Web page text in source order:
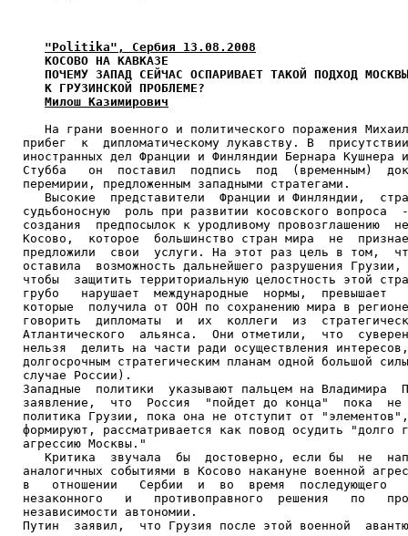
"Politika", Сербия 13.08.2008
КОСОВО НА КАВКАЗЕ
   ПОЧЕМУ ЗАПАД СЕЙЧАС ОСПАРИВАЕТ ТАКОЙ ПОДХОД МОСКВЫ
   К ГРУЗИНСКОЙ ПРОБЛЕМЕ?
Милош Казимирович
На грани военного и политического поражения
прибег  к  дипломатическому лукавству. В
иностранных дел Франции и Финляндии Бернара Кушнера
Стубба   он  поставил  подпись  под  (временным)
перемирии, предложенным западными стратегами.
Высокие  представители  Франции и Финляндии,
судьбоносную  роль при развитии косовского вопроса
создания  предпосылок к уродливому провозглашению
Косово,  которое  большинство стран мира  не
предложили  свои  услуги. На этот раз цель в том,
оставила  возможность дальнейшего разрушения
чтобы  защитить территориальную целостность этой
грубо   нарушает  международные  нормы,  превышает
которые  получила от ООН по сохранению мира в
говорить  дипломаты  и  их  коллеги  из
Атлантического  альянса.  Они отметили,  что
нельзя  делить на части ради осуществления
долгосрочным стратегическим планам одной большой
случае России).
Западные  политики  указывают пальцем на Владимира
заявление,  что  Россия  "пойдет до конца"  пока  не
политика Грузии, пока она не отступит от
формируют, рассматривается как повод осудить "долго
агрессию Москвы."
Критика  звучала  бы  достоверно, если бы  не
аналогичных событиями в Косово накануне военной
в   отношении   Сербии  и  во  время  последующего
незаконного   и   противоправного  решения   по
независимости автономии.
Путин  заявил,  что Грузия после этой военной